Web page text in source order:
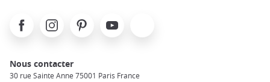
FacebookInstagramPinterest Youtube
Nous contacter
30 rue Sainte Anne 75001 Paris France